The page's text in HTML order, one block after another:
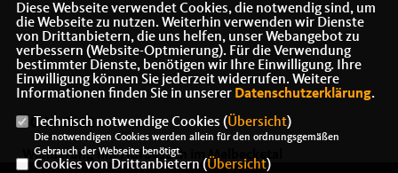
30.09.2022
Wanderung mit Hofbesuch im Melbecketal
Diese Webseite verwendet Cookies, die notwendig sind, um
die Webseite zu nutzen. Weiterhin verwenden wir Dienste
von Drittanbietern, die uns helfen, unser Webangebot zu
verbessern (Website-Optmierung). Für die Verwendung
bestimmter Dienste, benötigen wir Ihre Einwilligung. Ihre
Einwilligung können Sie jederzeit widerrufen. Weitere
Informationen finden Sie in unserer Datenschutzerklärung.
Technisch notwendige Cookies (Übersicht)
Die notwendigen Cookies werden allein für den ordnungsgemäßen
Gebrauch der Webseite benötigt.
Cookies von Drittanbietern (Übersicht)